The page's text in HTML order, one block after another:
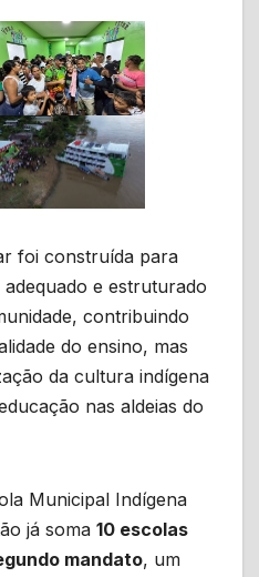
foi construída para
e estruturado
contribuindo
do ensino, mas
da cultura indígena
nas aldeias do
Municipal Indígena
já soma 10 escolas
mandato, um